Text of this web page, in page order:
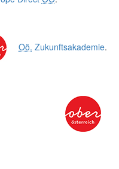
Oö. Zukunftsakademie.